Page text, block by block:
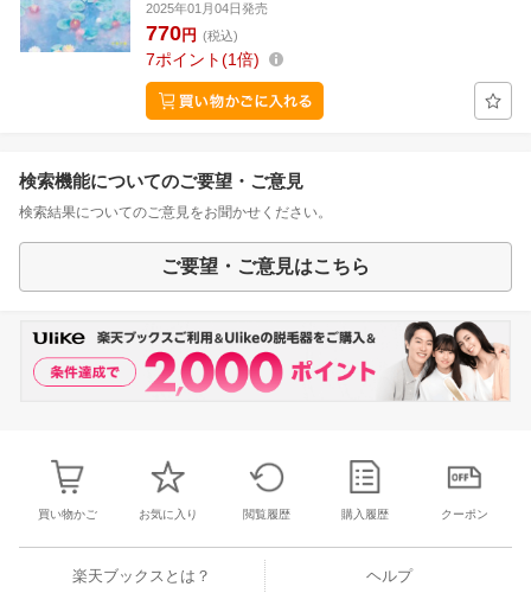
2025年01月04日発売
770円 (税込)
7ポイント 1倍
検索機能についてのご要望・ご意見
検索結果についてのご意見をお聞かせください。
ご要望・ご意見はこちら
買い物かご お気に入り 閲覧履歴 購入履歴 クーポン
楽天ブックスとは？ ヘルプ